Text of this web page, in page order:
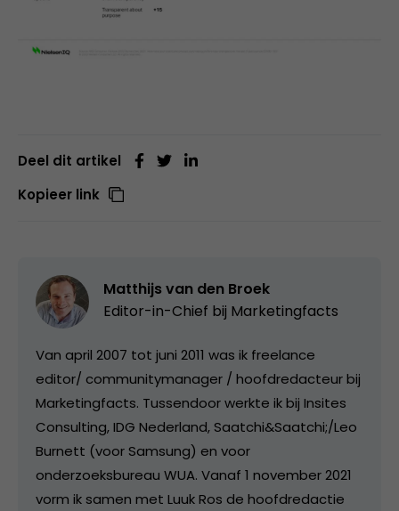
Deel dit artikel
Kopieer link
Matthijs van den Broek
Editor-in-Chief bij Marketingfacts
Van april 2007 tot juni 2011 was ik freelance
editor/ communitymanager / hoofdredacteur bij
Marketingfacts. Tussendoor werkte ik bij Insites
Consulting, IDG Nederland, Saatchi&Saatchi;/Leo
Burnett (voor Samsung) en voor
onderzoeksbureau WUA. Vanaf 1 november 2021
vorm ik samen met Luuk Ros de hoofdredactie